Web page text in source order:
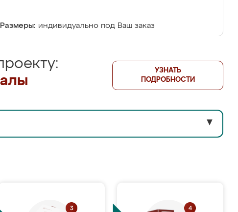
Размеры: индивидуально под Ваш заказ
УЗНАТЬ
ПОДРОБНОСТИ
▼